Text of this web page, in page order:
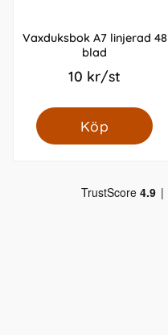
Vaxduksbok A7 linjerad 48
blad
10 kr/st
Köp